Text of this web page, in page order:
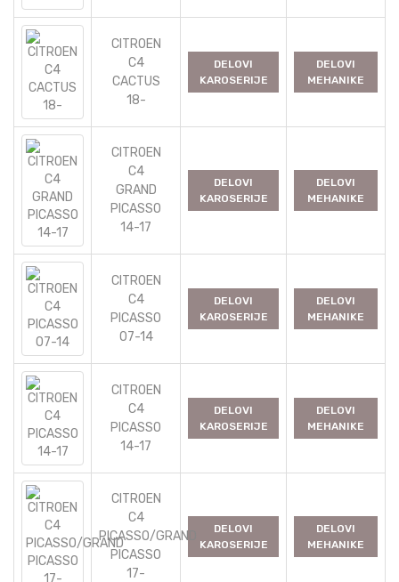
CITROEN
C4
CACTUS
18-
DELOVI
KAROSERIJE
DELOVI
MEHANIKE
CITROEN
C4
GRAND
PICASSO
14-17
DELOVI
KAROSERIJE
DELOVI
MEHANIKE
CITROEN
C4
PICASSO
07-14
DELOVI
KAROSERIJE
DELOVI
MEHANIKE
CITROEN
C4
PICASSO
14-17
DELOVI
KAROSERIJE
DELOVI
MEHANIKE
CITROEN
C4
PICASSO/GRAND
PICASSO
17-
DELOVI
KAROSERIJE
DELOVI
MEHANIKE